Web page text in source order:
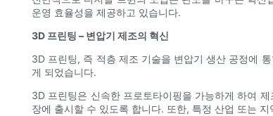
운영 효율성을 제공하고 있습니다.
3D 프린팅 – 변압기 제조의 혁신
3D 프린팅, 즉 적층 제조 기술을 변압기 생산 공정에
게 되었습니다.
3D 프린팅은 신속한 프로토타이핑을 가능하게 하여
장에 출시할 수 있도록 합니다. 또한, 특정 산업 또는